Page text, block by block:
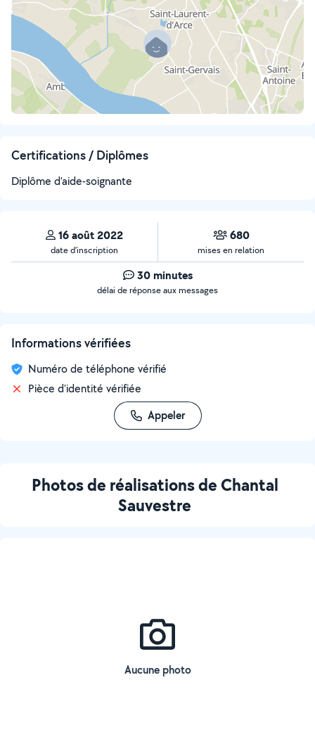
Certifications / Diplômes
Diplôme d’aide-soignante
16 août 2022
date d’inscription
680
mises en relation
30 minutes
délai de réponse aux messages
Informations vérifiées
Numéro de téléphone vérifié
Pièce d'identité vérifiée
Appeler
Photos de réalisations de Chantal
Sauvestre
Aucune photo